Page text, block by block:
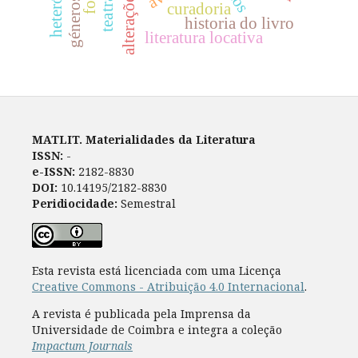
curadoria
historia do livro
literatura locativa
MATLIT. Materialidades da Literatura
ISSN: -
e-ISSN: 2182-8830
DOI: 10.14195/2182-8830
Peridiocidade: Semestral
Esta revista está licenciada com uma Licença
Creative Commons - Atribuição 4.0 Internacional.
A revista é publicada pela Imprensa da
Universidade de Coimbra e integra a coleção
Impactum Journals